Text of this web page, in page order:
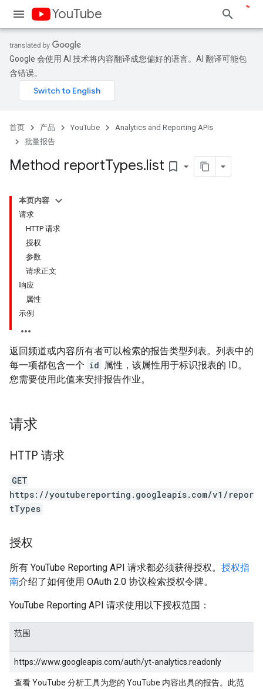
YouTube
Google 会使用 AI 技术将内容翻译成您偏好的语言。AI 翻译可能包
含错误。
首页 产品 YouTube
Analytics and Reporting APIs
批量报告
Method reportTypes.list bookmark_border
本页内容
请求
HTTP 请求
授权
参数
请求正文
响应
属性
示例
返回频道或内容所有者可以检索的报告类型列表。列表中的
每一项都包含一个 id 属性，该属性用于标识报表的 ID。
您需要使用此值来安排报告作业。
请求
HTTP 请求
GET
https://youtubereporting.googleapis.com/v1/repor
tTypes
授权
所有 YouTube Reporting API 请求都必须获得授权。 授权指
南介绍了如何使用 OAuth 2.0 协议检索授权令牌。
YouTube Reporting API 请求使用以下授权范围：
范围
https://www.googleapis.com/auth/yt-analytics.readonly
查看 YouTube 分析工具为您的 YouTube 内容出具的报告。此范